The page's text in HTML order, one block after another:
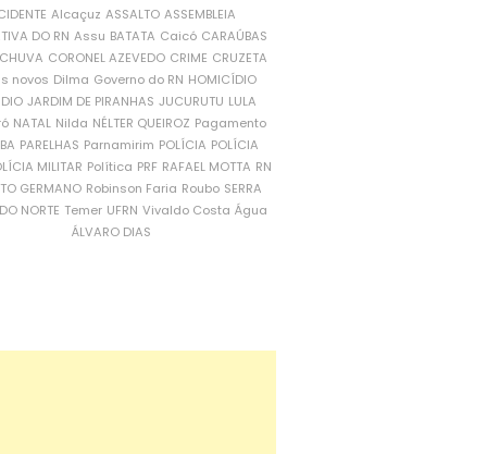
Alcaçuz ASSALTO ASSEMBLEIA
DO RN Assu BATATA Caicó CARAÚBAS
CORONEL AZEVEDO CRIME CRUZETA
novos Dilma Governo do RN HOMICÍDIO
JARDIM DE PIRANHAS JUCURUTU LULA
NATAL Nilda NÉLTER QUEIROZ Pagamento
PARELHAS Parnamirim POLÍCIA POLÍCIA
MILITAR Política PRF RAFAEL MOTTA RN
GERMANO Robinson Faria Roubo SERRA
NORTE Temer UFRN Vivaldo Costa Água
ÁLVARO DIAS